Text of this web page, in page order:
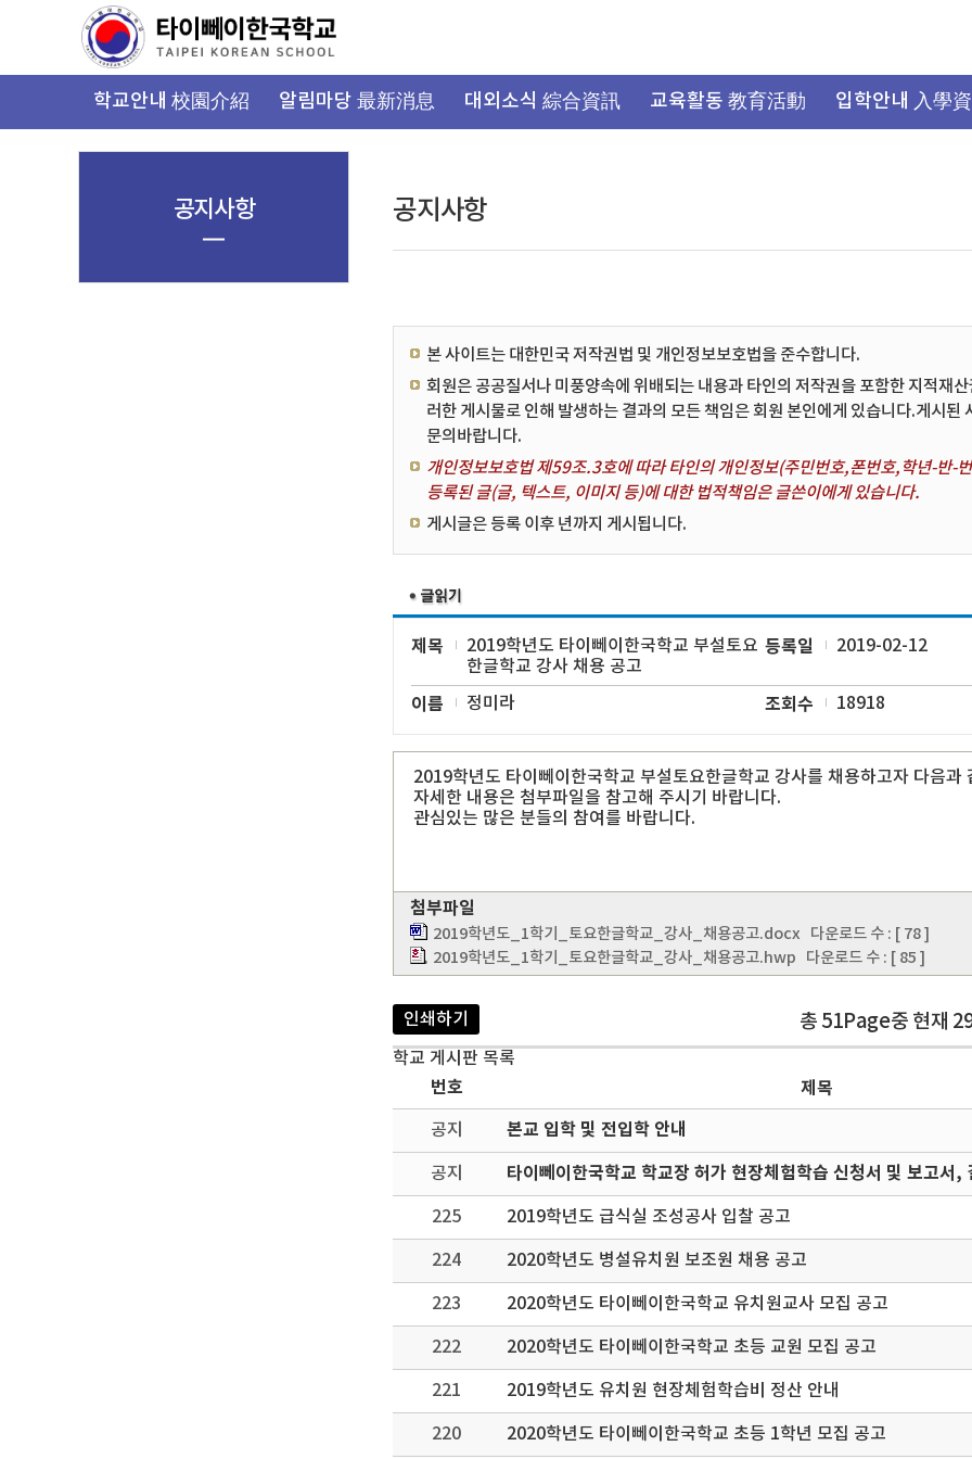
뉴
학교안내 校園介紹 알림마당 最新消息 대외소식 綜合資訊 교육활동 教育活動 입학안내 入學
공지사항
본 사이트는 대한민국 저작권법 및 개인정보보호법을 준수합니다.
회원은 공공질서나 미풍양속에 위배되는 내용과 타인의 저작권을 포함한 지적재
러한 게시물로 인해 발생하는 결과의 모든 책임은 회원 본인에게 있습니다.게시된
문의바랍니다.
개인정보보호법 제59조.3호에 따라 타인의 개인정보(주민번호,폰번호,학년-반-
등록된 글(글, 텍스트, 이미지 등)에 대한 법적책임은 글쓴이에게 있습니다.
게시글은 등록 이후 년까지 게시됩니다.
제목
2019학년도 타이뻬이한국학교 부설토요
한글학교 강사 채용 공고
등록일 2019-02-12
이름 정미라 조회수 18918
2019학년도 타이뻬이한국학교 부설토요한글학교 강사를 채용하고자 다음과
자세한 내용은 첨부파일을 참고해 주시기 바랍니다.
관심있는 많은 분들의 참여를 바랍니다.
첨부파일
2019학년도_1학기_토요한글학교_강사_채용공고.docx 다운로드 수 : [ 78 ]
2019학년도_1학기_토요한글학교_강사_채용공고.hwp 다운로드 수 : [ 85 ]
인쇄하기 총 51Page중 현재
학교 게시판 목록
번호 제목
공지 본교 입학 및 전입학 안내
공지 타이뻬이한국학교 학교장 허가 현장체험학습 신청서 및 보고서,
225 2019학년도 급식실 조성공사 입찰 공고
224 2020학년도 병설유치원 보조원 채용 공고
223 2020학년도 타이뻬이한국학교 유치원교사 모집 공고
222 2020학년도 타이뻬이한국학교 초등 교원 모집 공고
221 2019학년도 유치원 현장체험학습비 정산 안내
220 2020학년도 타이뻬이한국학교 초등 1학년 모집 공고
공지사항